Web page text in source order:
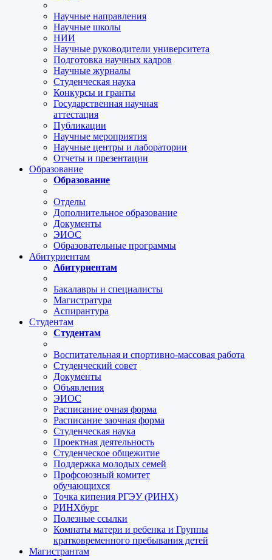
Научные направления
Научные школы
НИИ
Научные руководители университета
Подготовка научных кадров
Научные журналы
Студенческая наука
Конкурсы и гранты
Государственная научная
аттестация
Публикации
Научные мероприятия
Научные центры и лаборатории
Отчеты и презентации
Образование
Образование
Отделы
Дополнительное образование
Документы
ЭИОС
Образовательные программы
Абитуриентам
Абитуриентам
Бакалавры и специалисты
Магистратура
Аспирантура
Студентам
Студентам
Воспитательная и спортивно-массовая работа
Студенческий совет
Документы
Объявления
ЭИОС
Расписание очная форма
Расписание заочная форма
Студенческая наука
Проектная деятельность
Студенческое общежитие
Поддержка молодых семей
Профсоюзный комитет
обучающихся
Точка кипения РГЭУ (РИНХ)
РИНХбург
Полезные ссылки
Комнаты матери и ребенка и Группы
кратковременного пребывания детей
Магистрантам